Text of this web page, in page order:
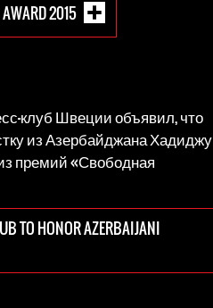
2015
клуб Швеции объявил, что
из Азербайджана Хадиджу
премий «Свободная
TO HONOR AZERBAIJANI